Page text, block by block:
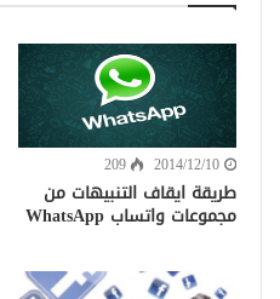
2014/12/10
209
طريقة ايقاف التنبيهات من
مجموعات واتساب WhatsApp